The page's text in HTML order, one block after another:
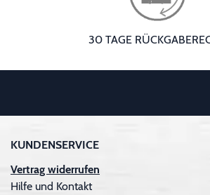
30 TAGE
KUNDENSERVICE
Vertrag widerrufen
Hilfe und Kontakt